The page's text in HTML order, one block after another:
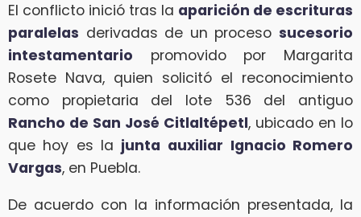
El conflicto inició tras la aparición de escrituras
paralelas derivadas de un proceso sucesorio
intestamentario promovido por Margarita
Rosete Nava, quien solicitó el reconocimiento
como propietaria del lote 536 del antiguo
Rancho de San José Citlaltépetl, ubicado en lo
que hoy es la junta auxiliar Ignacio Romero
Vargas, en Puebla.
De acuerdo con la información presentada, la